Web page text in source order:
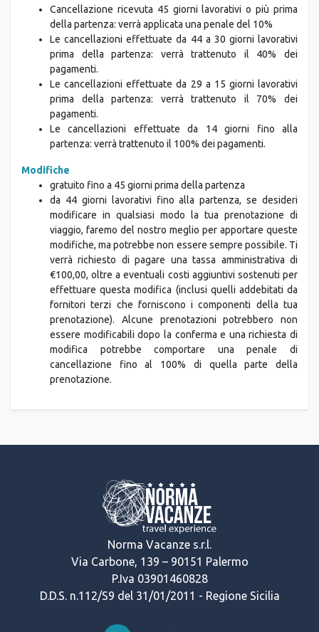
Cancellazione ricevuta 45 giorni lavorativi o più prima
della partenza: verrà applicata una penale del 10%
Le cancellazioni effettuate da 44 a 30 giorni lavorativi
prima della partenza: verrà trattenuto il 40% dei
pagamenti.
Le cancellazioni effettuate da 29 a 15 giorni lavorativi
prima della partenza: verrà trattenuto il 70% dei
pagamenti.
Le cancellazioni effettuate da 14 giorni fino alla
partenza: verrà trattenuto il 100% dei pagamenti.
Modifiche
gratuito fino a 45 giorni prima della partenza
da 44 giorni lavorativi fino alla partenza, se desideri
modificare in qualsiasi modo la tua prenotazione di
viaggio, faremo del nostro meglio per apportare queste
modifiche, ma potrebbe non essere sempre possibile. Ti
verrà richiesto di pagare una tassa amministrativa di
€100,00, oltre a eventuali costi aggiuntivi sostenuti per
effettuare questa modifica (inclusi quelli addebitati da
fornitori terzi che forniscono i componenti della tua
prenotazione). Alcune prenotazioni potrebbero non
essere modificabili dopo la conferma e una richiesta di
modifica potrebbe comportare una penale di
cancellazione fino al 100% di quella parte della
prenotazione.
Norma Vacanze s.r.l.
Via Carbone, 139 – 90151 Palermo
P.Iva 03901460828
D.D.S. n.112/S9 del 31/01/2011 - Regione Sicilia